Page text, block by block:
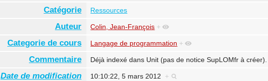
Catégorie Ressources
Auteur Colin, Jean-François +
Categorie de cours Langage de programmation +
Commentaire Déjà indexé dans Unit (pas de notice SupLOMfr à créer).
Date de modification 10:10:22, 5 mars 2012 +